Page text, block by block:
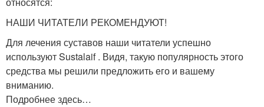
НАШИ ЧИТАТЕЛИ РЕКОМЕНДУЮТ!
Для лечения суставов наши читатели успешно
используют Sustalaif . Видя, такую популярность этого
средства мы решили предложить его и вашему
вниманию.
Подробнее здесь…